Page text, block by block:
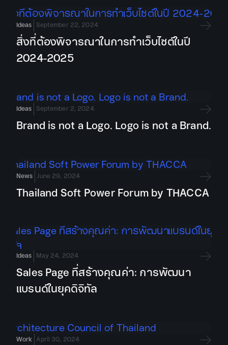
Ideas September 22, 2024
สิ่งที่ต้องพิจารณาในการทำเว็บไซต์ในปี
2024-2025
Ideas September 2, 2024
Brand is not a Logo. Logo is not a Brand.
News June 29, 2024
Thailand Soft Power Forum by THACCA
Ideas May 24, 2024
Sales Page ที่สร้างคุณค่า: การพัฒนา
แบรนด์ในยุคดิจิทัล
Work April 30, 2024